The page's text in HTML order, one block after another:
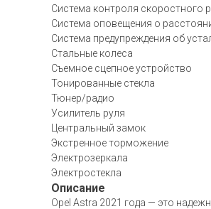
Система контроля скоростного
Система оповещения о
Система предупреждения об
Стальные колеса
Съемное сцепное устройство
Тонированные стекла
Тюнер/радио
Усилитель руля
Центральный замок
Экстренное торможение
Электрозеркала
Электростекла
Описание
Opel Astra 2021 года — это